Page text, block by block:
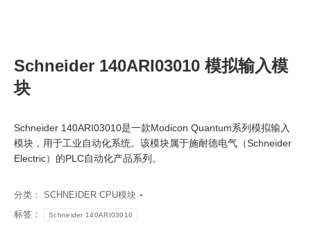
Schneider 140ARI03010 模拟输入模
块
Schneider 140ARI03010是一款Modicon Quantum系列模拟输入
模块，用于工业自动化系统。该模块属于施耐德电气（Schneider
Electric）的PLC自动化产品系列。
分类： SCHNEIDER CPU模块
标签：
Schneider 140ARI03010